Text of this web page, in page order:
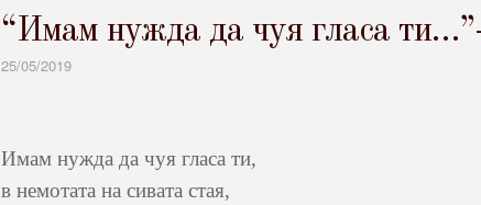
“Имам нужда да чуя гласа
25/05/2019
Имам нужда да чуя гласа ти,
в немотата на сивата стая,